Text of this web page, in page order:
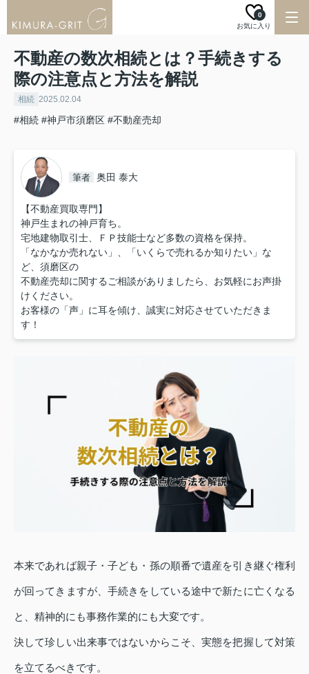
お気に入り
0
不動産の数次相続とは？手続きする
際の注意点と方法を解説
相続 2025.02.04
#相続 #神戸市須磨区 #不動産売却
筆者 奥田 泰大
【不動産買取専門】
神戸生まれの神戸育ち。
宅地建物取引士、ＦＰ技能士など多数の資格を保持。
「なかなか売れない」、「いくらで売れるか知りたい」な
ど、須磨区の
不動産売却に関するご相談がありましたら、お気軽にお声掛
けください。
お客様の「声」に耳を傾け、誠実に対応させていただきま
す！
本来であれば親子・子ども・孫の順番で遺産を引き継ぐ権利
が回ってきますが、手続きをしている途中で新たに亡くなる
と、精神的にも事務作業的にも大変です。
決して珍しい出来事ではないからこそ、実態を把握して対策
を立てるべきです。